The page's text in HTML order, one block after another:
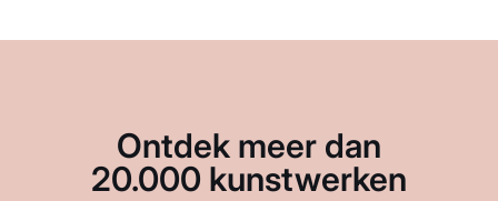
Ontdek meer dan
20.000 kunstwerken